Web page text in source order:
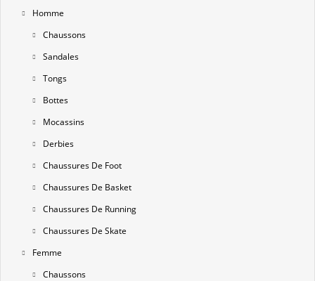
Homme
Chaussons
Sandales
Tongs
Bottes
Mocassins
Derbies
Chaussures De Foot
Chaussures De Basket
Chaussures De Running
Chaussures De Skate
Femme
Chaussons